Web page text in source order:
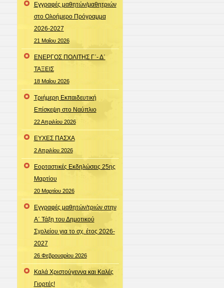
Εγγραφές μαθητών/μαθητριών
στο Ολοήμερο Πρόγραμμα
2026-2027
21 Μαΐου 2026
ΕΝΕΡΓΟΣ ΠΟΛΙΤΗΣ Γ΄- Δ΄
ΤΑΞΕΙΣ
18 Μαΐου 2026
Τριήμερη Εκπαιδευτική
Επίσκεψη στο Ναύπλιο
22 Απριλίου 2026
ΕΥΧΕΣ ΠΑΣΧΑ
2 Απριλίου 2026
Εορταστικές Εκδηλώσεις 25ης
Μαρτίου
20 Μαρτίου 2026
Εγγραφές μαθητών/τριών στην
Α΄ Τάξη του Δημοτικού
Σχολείου για το σχ. έτος 2026-
2027
26 Φεβρουαρίου 2026
Καλά Χριστούγεννα και Καλές
Γιορτές!